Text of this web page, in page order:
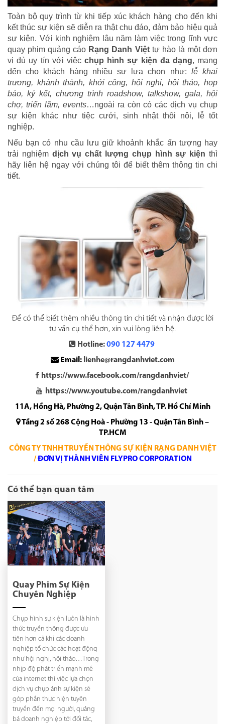
Toàn bộ quy trình từ khi tiếp xúc khách hàng cho đến khi
kết thúc sự kiện sẽ diễn ra thật chu đáo, đảm bảo hiệu quả
sự kiện. Với kinh nghiệm lâu năm làm việc trong lĩnh vực
quay phim quảng cáo Rạng Danh Việt tự hào là một đơn
vị đủ uy tín với việc chụp hình sự kiện đa dạng, mang
đến cho khách hàng nhiều sự lựa chọn như: lễ khai
trương, khánh thành, khởi công, hội nghị, hội thảo, họp
báo, ký kết, chương trình roadshow, talkshow, gala, hội
chợ, triển lãm, events…ngoài ra còn có các dịch vụ chụp
sự kiện khác như tiệc cưới, sinh nhật thôi nôi, lễ tốt
nghiệp.
Nếu bạn có nhu cầu lưu giữ khoảnh khắc ấn tượng hay
trải nghiệm dịch vụ chất lượng chụp hình sự kiện thì
hãy liên hệ ngay với chúng tôi để biết thêm thông tin chi
tiết.
Để có thể biết thêm nhiều thông tin chi tiết và nhận được lời
tư vấn cụ thể hơn, xin vui lòng liên hệ.
Hotline:090 127 4479
Email: lienhe@rangdanhviet.com
https://www.facebook.com/rangdanhviet/
https://www.youtube.com/rangdanhviet
11A, Hồng Hà, Phường 2, Quận Tân Bình, TP. Hồ Chí Minh
Tầng 2 số 268 Cộng Hoà - Phường 13 - Quận Tân Bình –
TP.HCM
CÔNG TY TNHH TRUYỀN THÔNG SỰ KIỆN RẠNG DANH VIỆT
/ ĐƠN VỊ THÀNH VIÊN FLYPRO CORPORATION
Có thể bạn quan tâm
Quay Phim Sự Kiện
Chuyên Nghiệp
Chụp hình sự kiện luôn là hình
thức truyền thông được ưu
tiên hơn cả khi các doanh
nghiệp tổ chức các hoạt động
như hội nghị, hội thảo…Trong
nhịp độ phát triển mạnh mẽ
của internet thì việc lựa chọn
dịch vụ chụp ảnh sự kiện sẽ
góp phần thực hiện tuyên
truyền đến mọi người, quảng
bá doanh nghiệp tới đối tác,